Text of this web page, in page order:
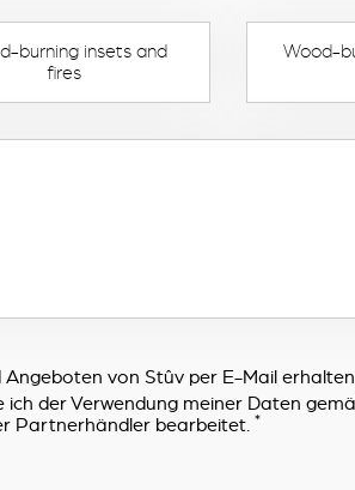
burning insets and
fires
Wood-
von Stûv per E-Mail
der Verwendung meiner Daten
Partnerhändler bearbeitet. *